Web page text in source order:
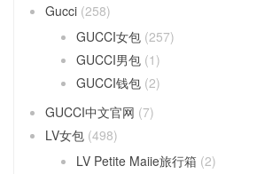
Gucci (258)
GUCCI女包 (257)
GUCCI男包 (1)
GUCCI钱包 (2)
GUCCI中文官网 (7)
LV女包 (498)
LV Petite Maiie旅行箱 (2)